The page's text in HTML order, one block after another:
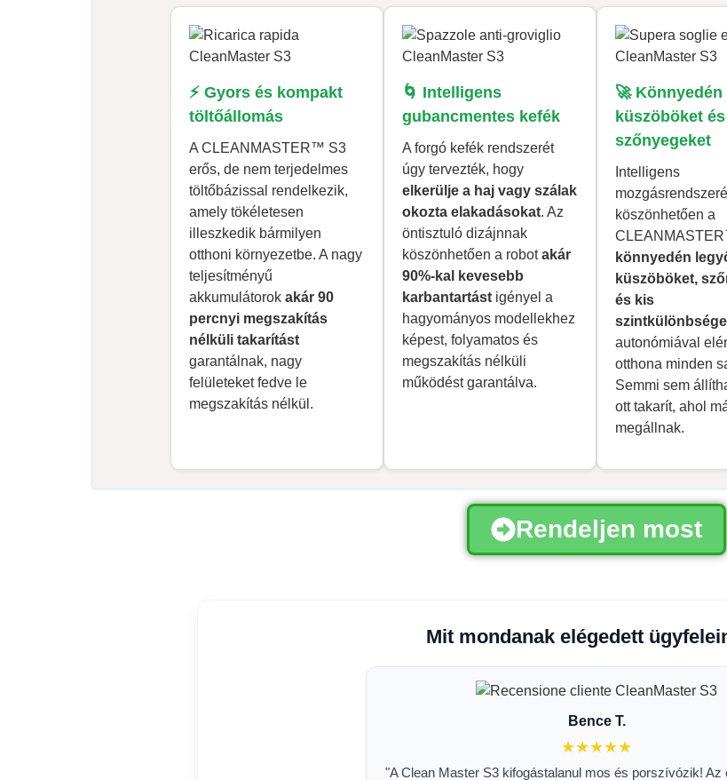
⚡ Gyors és kompakt
töltőállomás
A CLEANMASTER™ S3
erős, de nem terjedelmes
töltőbázissal rendelkezik,
amely tökéletesen
illeszkedik bármilyen
otthoni környezetbe. A nagy
teljesítményű
akkumulátorok akár 90
percnyi megszakítás
nélküli takarítást
garantálnak, nagy
felületeket fedve le
megszakítás nélkül.
🌀 Intelligens
gubancmentes kefék
A forgó kefék rendszerét
úgy tervezték, hogy
elkerülje a haj vagy szálak
okozta elakadásokat. Az
öntisztuló dizájnnak
köszönhetően a robotakár
90%-kal kevesebb
karbantartást igényel a
hagyományos modellekhez
képest, folyamatos és
megszakítás nélküli
működést garantálva.
🚀
küszöböket és
szőnyegeket
Intelligens
köszönhetően a
könnyedén
küszöböket,
és kis
autonómiával
otthona minden
Semmi sem
ott takarít, ahol
megállnak.
Rendeljen most
Mit mondanak elégedett
Bence T.
★★★★★
"A Clean Master S3 kifogástalanul mos és porszívózik! Az